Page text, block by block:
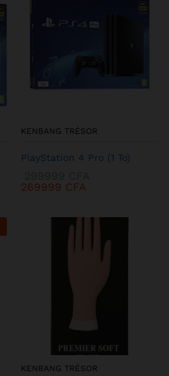
KENBANG TRÉSOR
PlayStation 4 Pro (1 To)
269999 CFA
KENBANG TRÉSOR